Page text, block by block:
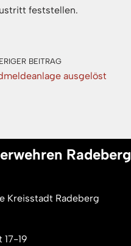
feststellen.
BEITRAG
ausgelöst
Radeberg
Kreisstadt Radeberg
17-19